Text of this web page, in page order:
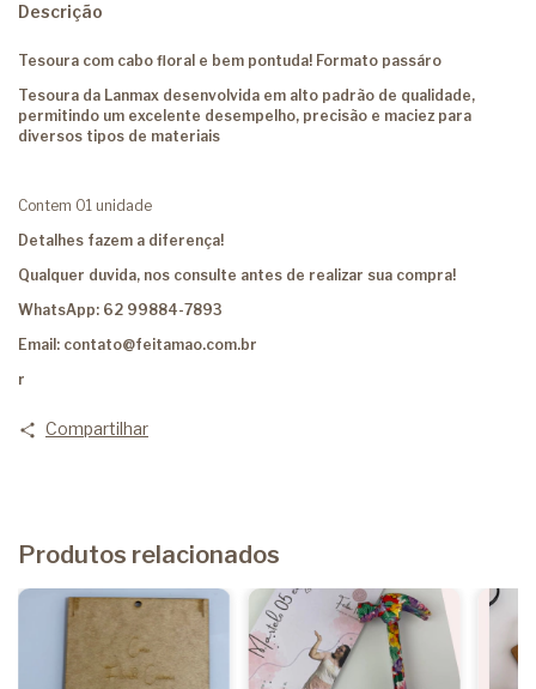
Descrição
Tesoura com cabo floral e bem pontuda! Formato passáro
Tesoura da Lanmax desenvolvida em alto padrão de qualidade,
permitindo um excelente desempelho, precisão e maciez para
diversos tipos de materiais
Contem 01 unidade
Detalhes fazem a diferença!
Qualquer duvida, nos consulte antes de realizar sua compra!
WhatsApp: 62 99884-7893
Email: contato@feitamao.com.br
r
Compartilhar
Produtos relacionados